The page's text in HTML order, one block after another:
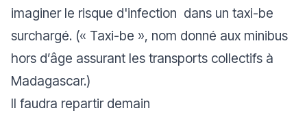
imaginer le risque d'infection dans un taxi-be
surchargé. (« Taxi-be », nom donné aux minibus
hors d’âge assurant les transports collectifs à
Madagascar.)
Il faudra repartir demain